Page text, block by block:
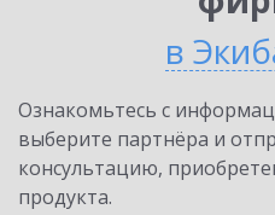
в
Ознакомьтесь с
выберите партнёра и
консультацию,
продукта.